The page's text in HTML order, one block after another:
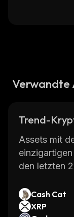
Verwandte
Trend-
Assets mit
den letzten
Cash Cat
XRP